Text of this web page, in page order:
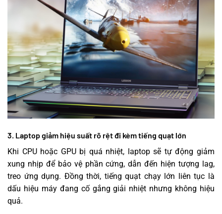
3. Laptop giảm hiệu suất rõ rệt đi kèm tiếng quạt lớn
Khi CPU hoặc GPU bị quá nhiệt, laptop sẽ tự động giảm
xung nhịp để bảo vệ phần cứng, dẫn đến hiện tượng lag,
treo ứng dụng. Đồng thời, tiếng quạt chạy lớn liên tục là
dấu hiệu máy đang cố gắng giải nhiệt nhưng không hiệu
quả.